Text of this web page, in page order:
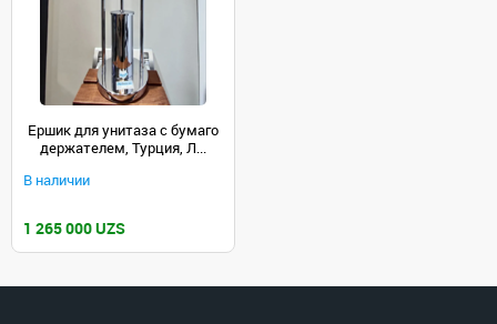
Ершик для унитаза с бумаго
держателем, Турция, Л...
В наличии
1 265 000 UZS